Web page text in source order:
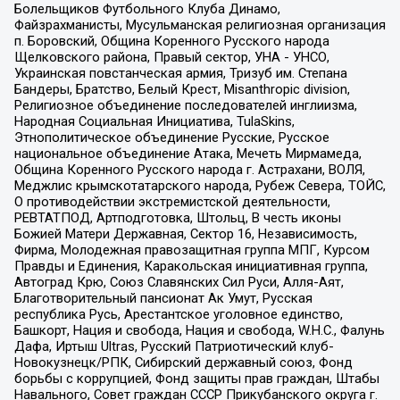
Болельщиков Футбольного Клуба Динамо,
Файзрахманисты, Мусульманская религиозная организация
п. Боровский, Община Коренного Русского народа
Щелковского района, Правый сектор, УНА - УНСО,
Украинская повстанческая армия, Тризуб им. Степана
Бандеры, Братство, Белый Крест, Misanthropic division,
Религиозное объединение последователей инглиизма,
Народная Социальная Инициатива, TulaSkins,
Этнополитическое объединение Русские, Русское
национальное объединение Атака, Мечеть Мирмамеда,
Община Коренного Русского народа г. Астрахани, ВОЛЯ,
Меджлис крымскотатарского народа, Рубеж Севера, ТОЙС,
О противодействии экстремистской деятельности,
РЕВТАТПОД, Артподготовка, Штольц, В честь иконы
Божией Матери Державная, Сектор 16, Независимость,
Фирма, Молодежная правозащитная группа МПГ, Курсом
Правды и Единения, Каракольская инициативная группа,
Автоград Крю, Союз Славянских Сил Руси, Алля-Аят,
Благотворительный пансионат Ак Умут, Русская
республика Русь, Арестантское уголовное единство,
Башкорт, Нация и свобода, Нация и свобода, W.H.С., Фалунь
Дафа, Иртыш Ultras, Русский Патриотический клуб-
Новокузнецк/РПК, Сибирский державный союз, Фонд
борьбы с коррупцией, Фонд защиты прав граждан, Штабы
Навального, Совет граждан СССР Прикубанского округа г.